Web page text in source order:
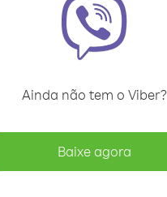
Ainda não tem o Viber?
Baixe agora